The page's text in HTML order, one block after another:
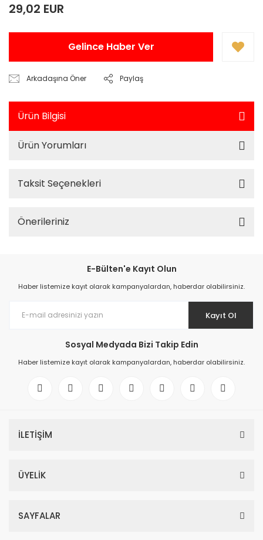
29,02 EUR
Gelince Haber Ver
Arkadaşına Öner Paylaş
Ürün Bilgisi
Ürün Yorumları
Taksit Seçenekleri
Önerileriniz
E-Bülten'e Kayıt Olun
Haber listemize kayıt olarak kampanyalardan, haberdar olabilirsiniz.
Kayıt Ol
Sosyal Medyada Bizi Takip Edin
Haber listemize kayıt olarak kampanyalardan, haberdar olabilirsiniz.
İLETİŞİM
ÜYELİK
SAYFALAR